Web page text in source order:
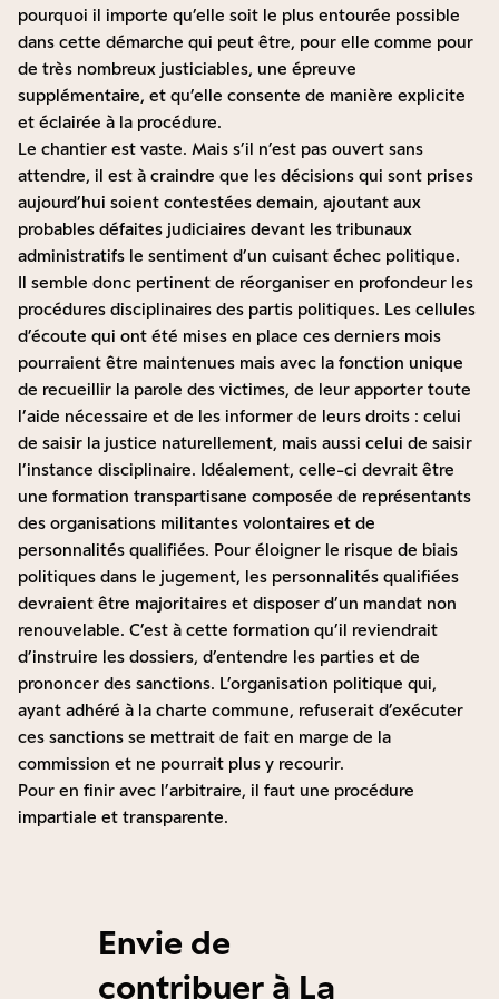
pourquoi il importe qu’elle soit le plus entourée possible
dans cette démarche qui peut être, pour elle comme pour
de très nombreux justiciables, une épreuve
supplémentaire, et qu’elle consente de manière explicite
et éclairée à la procédure.
Le chantier est vaste. Mais s’il n’est pas ouvert sans
attendre, il est à craindre que les décisions qui sont prises
aujourd’hui soient contestées demain, ajoutant aux
probables défaites judiciaires devant les tribunaux
administratifs le sentiment d’un cuisant échec politique.
Il semble donc pertinent de réorganiser en profondeur les
procédures disciplinaires des partis politiques. Les cellules
d’écoute qui ont été mises en place ces derniers mois
pourraient être maintenues mais avec la fonction unique
de recueillir la parole des victimes, de leur apporter toute
l’aide nécessaire et de les informer de leurs droits : celui
de saisir la justice naturellement, mais aussi celui de saisir
l’instance disciplinaire. Idéalement, celle-ci devrait être
une formation transpartisane composée de représentants
des organisations militantes volontaires et de
personnalités qualifiées. Pour éloigner le risque de biais
politiques dans le jugement, les personnalités qualifiées
devraient être majoritaires et disposer d’un mandat non
renouvelable. C’est à cette formation qu’il reviendrait
d’instruire les dossiers, d’entendre les parties et de
prononcer des sanctions. L’organisation politique qui,
ayant adhéré à la charte commune, refuserait d’exécuter
ces sanctions se mettrait de fait en marge de la
commission et ne pourrait plus y recourir.
Pour en finir avec l’arbitraire, il faut une procédure
impartiale et transparente.
Envie de
contribuer à La